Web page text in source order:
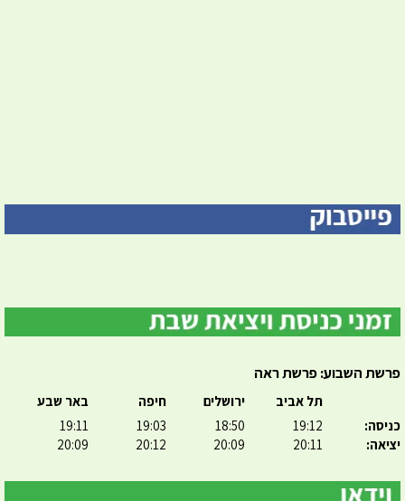
פרשת השבוע: פרשת ראה
כניסה:
יציאה:
תל אביב
19:12
20:11
ירושלים
18:50
20:09
חיפה
19:03
20:12
באר שבע
19:11
20:09